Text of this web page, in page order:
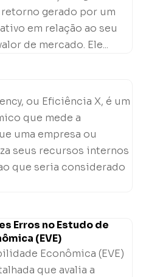
gerado por um
em relação ao seu
de mercado. Ele...
ou Eficiência X, é um
que mede a
uma empresa ou
seus recursos internos
que seria considerado
Erros no Estudo de
(EVE)
Econômica (EVE)
que avalia a